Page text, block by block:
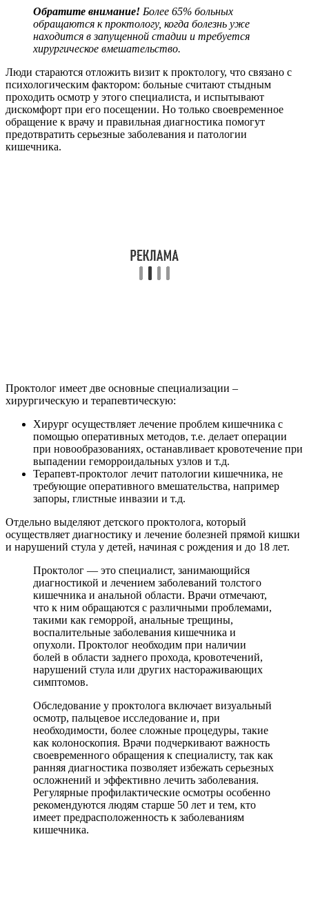
Обратите внимание! Более 65% больных
обращаются к проктологу, когда болезнь уже
находится в запущенной стадии и требуется
хирургическое вмешательство.
Люди стараются отложить визит к проктологу, что связано с
психологическим фактором: больные считают стыдным
проходить осмотр у этого специалиста, и испытывают
дискомфорт при его посещении. Но только своевременное
обращение к врачу и правильная диагностика помогут
предотвратить серьезные заболевания и патологии
кишечника.
Проктолог имеет две основные специализации –
хирургическую и терапевтическую:
Хирург осуществляет лечение проблем кишечника с
помощью оперативных методов, т.е. делает операции
при новообразованиях, останавливает кровотечение при
выпадении геморроидальных узлов и т.д.
Терапевт-проктолог лечит патологии кишечника, не
требующие оперативного вмешательства, например
запоры, глистные инвазии и т.д.
Отдельно выделяют детского проктолога, который
осуществляет диагностику и лечение болезней прямой кишки
и нарушений стула у детей, начиная с рождения и до 18 лет.
Проктолог — это специалист, занимающийся
диагностикой и лечением заболеваний толстого
кишечника и анальной области. Врачи отмечают,
что к ним обращаются с различными проблемами,
такими как геморрой, анальные трещины,
воспалительные заболевания кишечника и
опухоли. Проктолог необходим при наличии
болей в области заднего прохода, кровотечений,
нарушений стула или других настораживающих
симптомов.
Обследование у проктолога включает визуальный
осмотр, пальцевое исследование и, при
необходимости, более сложные процедуры, такие
как колоноскопия. Врачи подчеркивают важность
своевременного обращения к специалисту, так как
ранняя диагностика позволяет избежать серьезных
осложнений и эффективно лечить заболевания.
Регулярные профилактические осмотры особенно
рекомендуются людям старше 50 лет и тем, кто
имеет предрасположенность к заболеваниям
кишечника.